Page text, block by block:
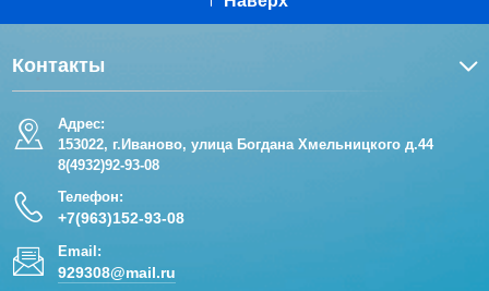
Контакты
Адрес:
153022, г.Иваново, улица Богдана Хмельницкого д.44
8(4932)92-93-08
Телефон:
+7(963)152-93-08
Email:
929308@mail.ru